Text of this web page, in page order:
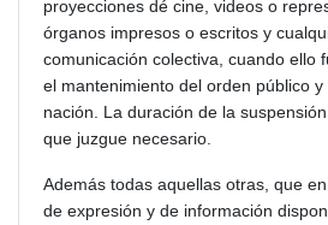
proyecciones dé cine, videos o
órganos impresos o escritos y
comunicación colectiva, cuando ello
el mantenimiento del orden público
nación. La duración de la
que juzgue necesario.
Además todas aquellas otras, que
de expresión y de información